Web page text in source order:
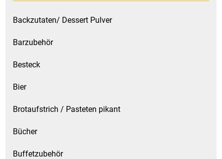
Backzutaten/ Dessert Pulver
Barzubehör
Besteck
Bier
Brotaufstrich / Pasteten pikant
Bücher
Buffetzubehör